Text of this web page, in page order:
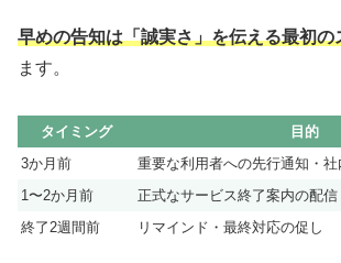
早めの告知は「誠実さ」を伝える最初の
ます。
タイミング
目的
3か月前
重要な利用者への先行通知・社
1〜2か月前
正式なサービス終了案内の配信
終了2週間前
リマインド・最終対応の促し